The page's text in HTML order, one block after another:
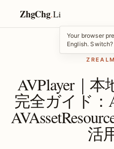
ZhgChg.Li
Your browser
English. Switch?
AVPlayer｜本
完全ガイド：
活